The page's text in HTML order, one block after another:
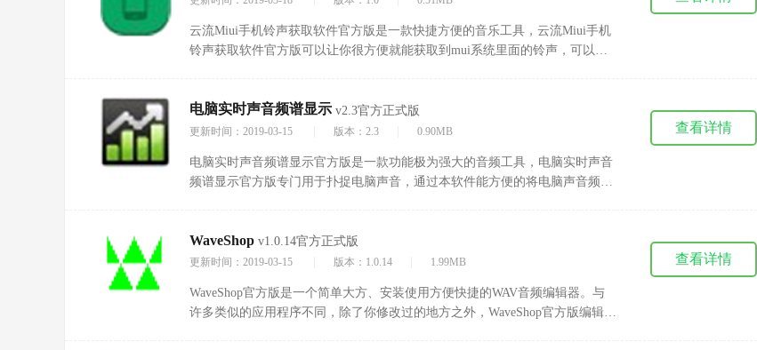
云流Miui手机铃声获取软件官方版是一款快捷方便的音乐工具，云流Miui手机
铃声获取软件官方版可以让你很方便就能获取到mui系统里面的铃声，可以一
的方便!
电脑实时声音频谱显示 v2.3官方正式版
更新时间：2019-03-15 版本：2.3 0.90MB
电脑实时声音频谱显示官方版是一款功能极为强大的音频工具，电脑实时声音
频谱显示官方版专门用于扑捉电脑声音，通过本软件能方便的将电脑声音频谱
查看详情
WaveShop v1.0.14官方正式版
更新时间：2019-03-15 版本：1.0.14 1.99MB
WaveShop官方版是一个简单大方、安装使用方便快捷的WAV音频编辑器。与
许多类似的应用程序不同，除了你修改过的地方之外，WaveShop官方版编辑处
查看详情